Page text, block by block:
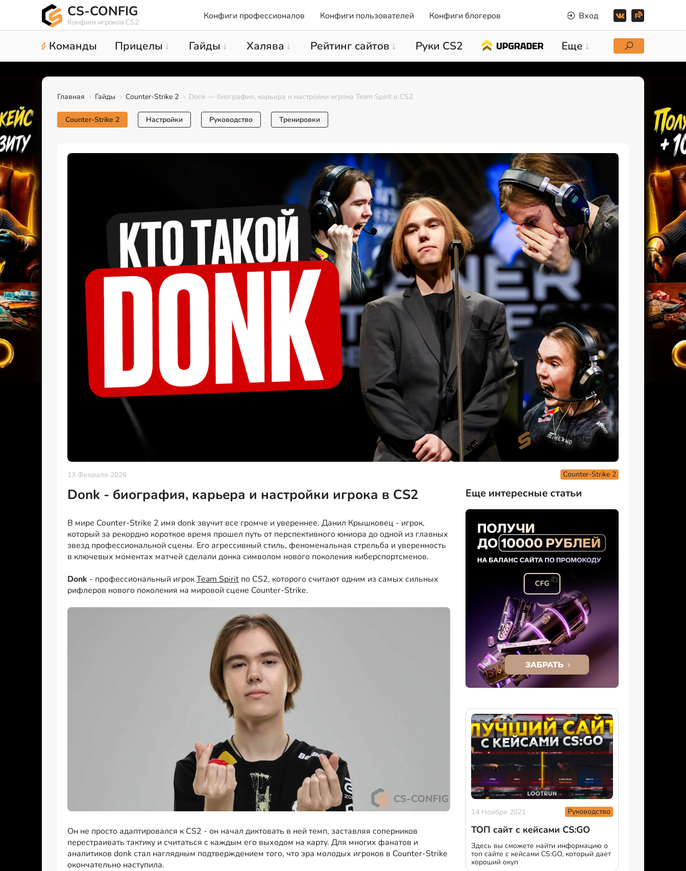
CS-CONFIG
Конфиги игроков CS2
Конфиги профессионалов Конфиги пользователей Конфиги блогеров Вход
Команды Прицелы Гайды Халява Рейтинг сайтов Руки CS2 Еще
Главная Гайды Counter-Strike 2 Donk — биография, карьера и настройки игрока Team Spirit в CS2
Counter-Strike 2 Настройки Руководство Тренировки
13 Февраля 2026 Counter-Strike 2
Donk - биография, карьера и настройки игрока в CS2
В мире Counter-Strike 2 имя donk звучит все громче и увереннее. Данил Крышковец - игрок,
который за рекордно короткое время прошел путь от перспективного юниора до одной из главных
звезд профессиональной сцены. Его агрессивный стиль, феноменальная стрельба и уверенность
в ключевых моментах матчей сделали донка символом нового поколения киберспортсменов.
Donk - профессиональный игрокTeam Spirit по CS2, которого считают одним из самых сильных
рифлеров нового поколения на мировой сцене Counter-Strike.
Он не просто адаптировался к CS2 - он начал диктовать в ней темп, заставляя соперников
перестраивать тактику и считаться с каждым его выходом на карту. Для многих фанатов и
аналитиков donk стал наглядным подтверждением того, что эра молодых игроков в Counter-Strike
окончательно наступила.
Еще интересные статьи
CFG
14 Ноября 2021 Руководство
ТОП сайт с кейсами CS:GO
Здесь вы сможете найти информацию о
топ сайте с кейсами CS:GO, который дает
хороший окуп